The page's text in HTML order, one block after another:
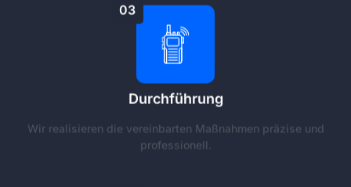
03
Durchführung
Wir realisieren die vereinbarten Maßnahmen präzise und
professionell.